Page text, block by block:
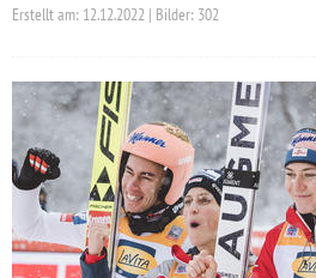
Erstellt am: 12.12.2022 | Bilder: 302